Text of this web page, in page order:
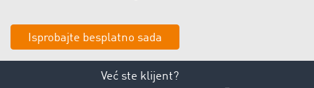
Isprobajte besplatno sada
Već ste klijent?